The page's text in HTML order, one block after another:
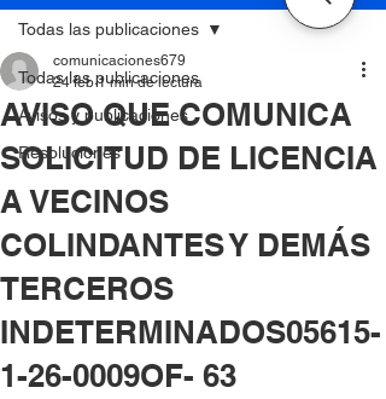
Todas las publicaciones
Avisos y publicaciones
Resoluciones
Todas las publicaciones
AVISO QUE COMUNICA
SOLICITUD DE LICENCIA
A VECINOS
COLINDANTES Y DEMÁS
TERCEROS
INDETERMINADOS05615-
1-26-0009OF- 63
comunicaciones679
24 feb 1 min de lectura